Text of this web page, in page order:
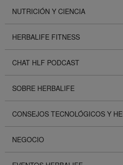
NUTRICIÓN Y CIENCIA
HERBALIFE FITNESS
CHAT HLF PODCAST
SOBRE HERBALIFE
CONSEJOS TECNOLÓGICOS Y
NEGOCIO